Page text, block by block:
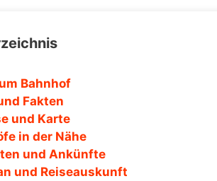
Bahnhof
Fakten
und Karte
in der Nähe
und Ankünfte
und Reiseauskunft